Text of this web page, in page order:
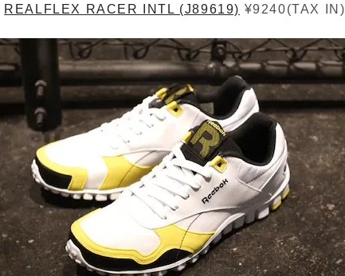
REALFLEX RACER INTL (J89619) ¥9240(TAX IN)